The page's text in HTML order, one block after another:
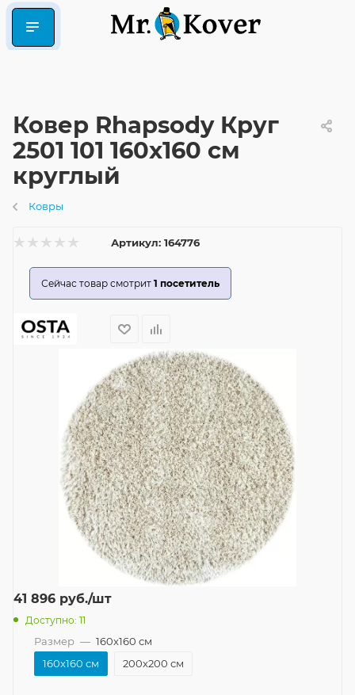
Ковер Rhapsody Круг
2501 101 160x160 см
круглый
Ковры
Артикул: 164776
Сейчас товар смотрит 1 посетитель
41 896 руб./шт
Доступно: 11
Размер — 160x160 см
160x160 см
200x200 см